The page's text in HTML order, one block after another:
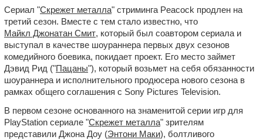
Сериал "Скрежет металла" стриминга Peacock продлен на
третий сезон. Вместе с тем стало известно, что
Майкл Джонатан Смит, который был соавтором сериала и
выступал в качестве шоураннера первых двух сезонов
комедийного боевика, покидает проект. Его место займет
Дэвид Рид ("Пацаны"), который возьмет на себя обязанности
шоураннера и исполнительного продюсера нового сезона в
рамках общего соглашения с Sony Pictures Television.
В первом сезоне основанного на знаменитой серии игр для
PlayStation сериале "Скрежет металла" зрителям
представили Джона Доу (Энтони Маки), болтливого